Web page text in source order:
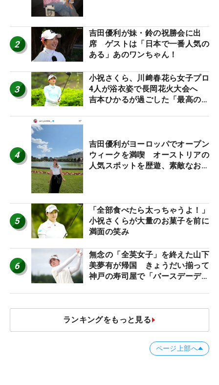
2
吉田優利が妹・鈴の祝勝会に出
席 ゲストは「日本で一番人気の
ある」あのワンちゃん！
3
小祝さくら、川﨑春花ら女子プロ
4人が浴衣姿で長岡花火大会へ
吉本ひかるが過ごした「最高の夏
4
吉田優利がヨーロッパでオープン
ウィークを満喫 オーストリアの
人気スポットを歴遊、素敵なお土
5
「全部食べたら太っちゃうよ！」
小祝さくらが大量のお菓子を前に
満面の笑み
6
無念の「全英女子」を終えた山下
美夢有が帰国 きょうだい揃って
神戸の寿司屋で「バースデーディ
ランキングをもっと見る
ページ上部へ